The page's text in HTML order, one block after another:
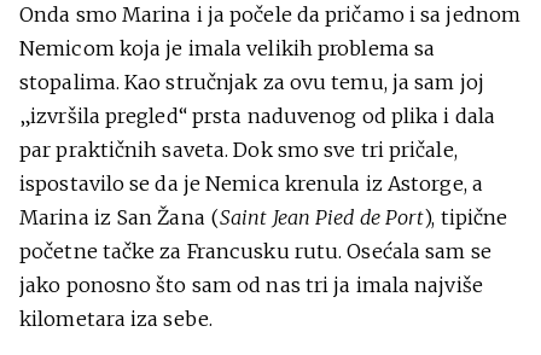
Onda smo Marina i ja počele da pričamo i sa jednom
Nemicom koja je imala velikih problema sa
stopalima. Kao stručnjak za ovu temu, ja sam joj
„izvršila pregled“ prsta naduvenog od plika i dala
par praktičnih saveta. Dok smo sve tri pričale,
ispostavilo se da je Nemica krenula iz Astorge, a
Marina iz San Žana (Saint Jean Pied de Port), tipične
početne tačke za Francusku rutu. Osećala sam se
jako ponosno što sam od nas tri ja imala najviše
kilometara iza sebe.